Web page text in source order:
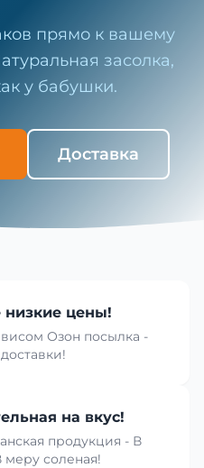
прямо к вашему
засолка,
у бабушки.
Доставка
низкие цены!
Озон посылка -
на вкус!
продукция - В
соленая!